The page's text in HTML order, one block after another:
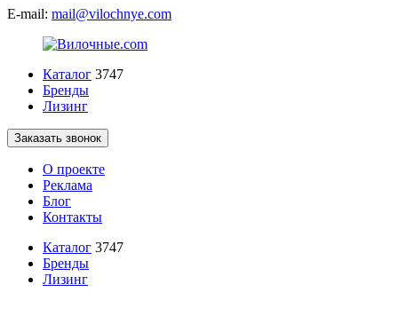
E-mail: mail@vilochnye.com
Каталог 3747
Бренды
Лизинг
Заказать звонок
О проекте
Реклама
Блог
Контакты
Каталог 3747
Бренды
Лизинг